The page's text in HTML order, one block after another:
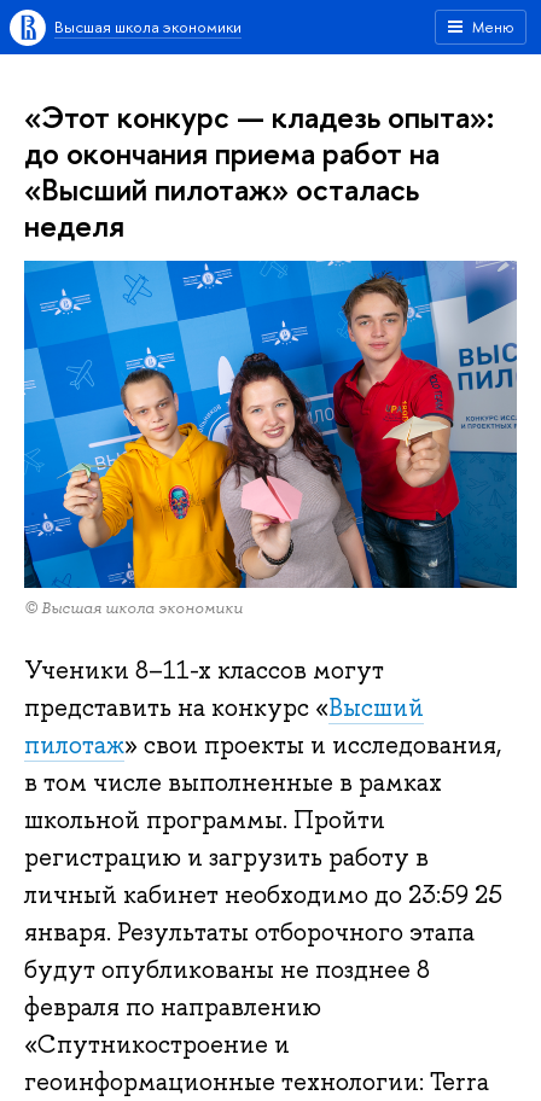
Меню
Высшая школа экономики
«Этот конкурс — кладезь опыта»:
до окончания приема работ на
«Высший пилотаж» осталась
неделя
© Высшая школа экономики
Ученики 8–11-х классов могут
представить на конкурс «Высший
пилотаж» свои проекты и исследования,
в том числе выполненные в рамках
школьной программы. Пройти
регистрацию и загрузить работу в
личный кабинет необходимо до 23:59 25
января. Результаты отборочного этапа
будут опубликованы не позднее 8
февраля по направлению
«Спутникостроение и
геоинформационные технологии: Terra